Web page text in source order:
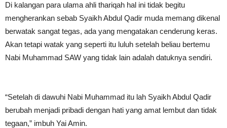
Di kalangan para ulama ahli thariqah hal ini tidak begitu
mengherankan sebab Syaikh Abdul Qadir muda memang dikenal
berwatak sangat tegas, ada yang mengatakan cenderung keras.
Akan tetapi watak yang seperti itu luluh setelah beliau bertemu
Nabi Muhammad SAW yang tidak lain adalah datuknya sendiri.
“Setelah di dawuhi Nabi Muhammad itu lah Syaikh Abdul Qadir
berubah menjadi pribadi dengan hati yang amat lembut dan tidak
tegaan,” imbuh Yai Amin.